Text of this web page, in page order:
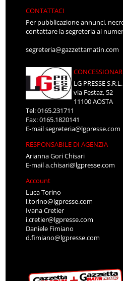
CONTATTACI
Per pubblicazione annunci,
contattare la segreteria al
segreteria@gazzettamatin.com
LG PRESSE S.R.L.
via Festaz, 52
11100 AOSTA
Tel: 0165.231711
Fax: 0165.1820141
E-mailsegreteria@lgpresse.com
RESPONSABILE DI AGENZIA
Arianna Gori Chisari
E-maila.chisari@lgpresse.com
Account
Luca Torino
l.torino@lgpresse.com
Ivana Cretier
i.cretier@lgpresse.com
Daniele Fimiano
d.fimiano@lgpresse.com